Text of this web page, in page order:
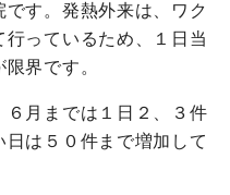
す。発熱外来は、ワク
っているため、１日当
界です。
月までは１日２、３件
は５０件まで増加して